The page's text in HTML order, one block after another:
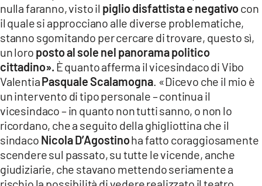
LACAPITALENEWS.IT
App
ANDROID
APPLE
nulla faranno, visto il piglio disfattista e negativocon
il quale si approcciano alle diverse problematiche,
stanno sgomitando per cercare di trovare, questo sì,
un loro posto al sole nel panorama politico
cittadino». È quanto afferma il vicesindaco di Vibo
ValentiaPasquale Scalamogna. «Dicevo che il mio è
un intervento di tipo personale – continua il
vicesindaco – in quanto non tutti sanno, o non lo
ricordano, che a seguito della ghigliottina che il
sindaco Nicola D’Agostinoha fatto coraggiosamente
scendere sul passato, su tutte le vicende, anche
giudiziarie, che stavano mettendo seriamente a